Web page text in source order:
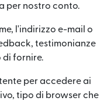
per nostro conto.
l'indirizzo e-mail o
testimonianze
di fornire.
per accedere ai
tipo di browser che